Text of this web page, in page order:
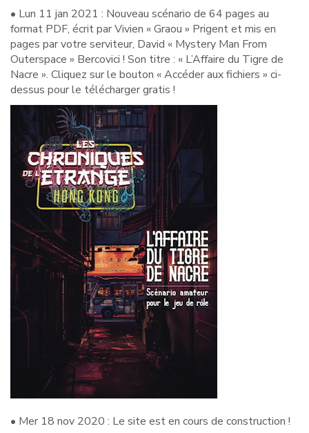
• Lun 11 jan 2021 : Nouveau scénario de 64 pages au
format PDF, écrit par Vivien « Graou » Prigent et mis en
pages par votre serviteur, David « Mystery Man From
Outerspace » Bercovici ! Son titre : « L’Affaire du Tigre de
Nacre ». Cliquez sur le bouton « Accéder aux fichiers » ci-
dessus pour le télécharger gratis !
• Mer 18 nov 2020 : Le site est en cours de construction !